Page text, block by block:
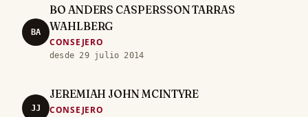
BA
BO ANDERS CASPERSSON TARRAS
WAHLBERG
CONSEJERO
desde 29 julio 2014
JJ
JEREMIAH JOHN MCINTYRE
CONSEJERO